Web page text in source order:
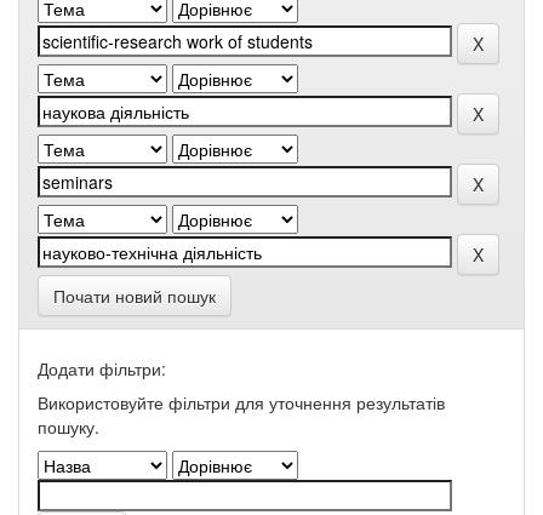
Почати новий пошук
Додати фільтри:
Використовуйте фільтри для уточнення результатів
пошуку.